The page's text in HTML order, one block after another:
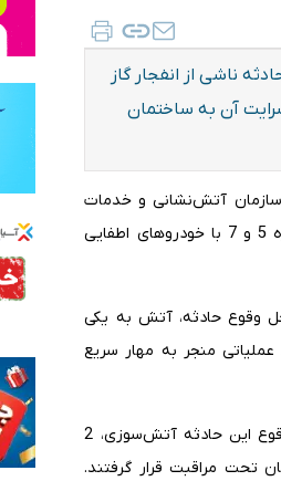
ناشی از انفجار گاز
آن به ساختمان‌
سازمان آتش‌نشانی و خدمات
ایمنی شهرداری کرمانشاه، بلافاصله نیروهای امدادی از ایستگاه‌های آتش‌نشانی شماره 5 و 7 با خودروهای اطفایی
وقوع حادثه، آتش به یکی
منجر به مهار سریع
رئیس سازمان آتش‌نشانی و خدمات ایمنی شهرداری کرمانشاه اظهار داشت: در پی وقوع این حادثه آتش‌سوزی، 2
تحت مراقبت قرار گرفتند.